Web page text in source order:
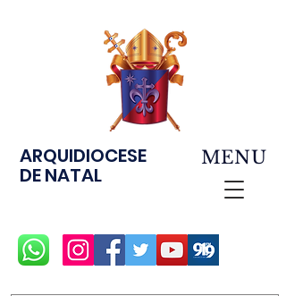
ARQUIDIOCESE
DE NATAL
MENU